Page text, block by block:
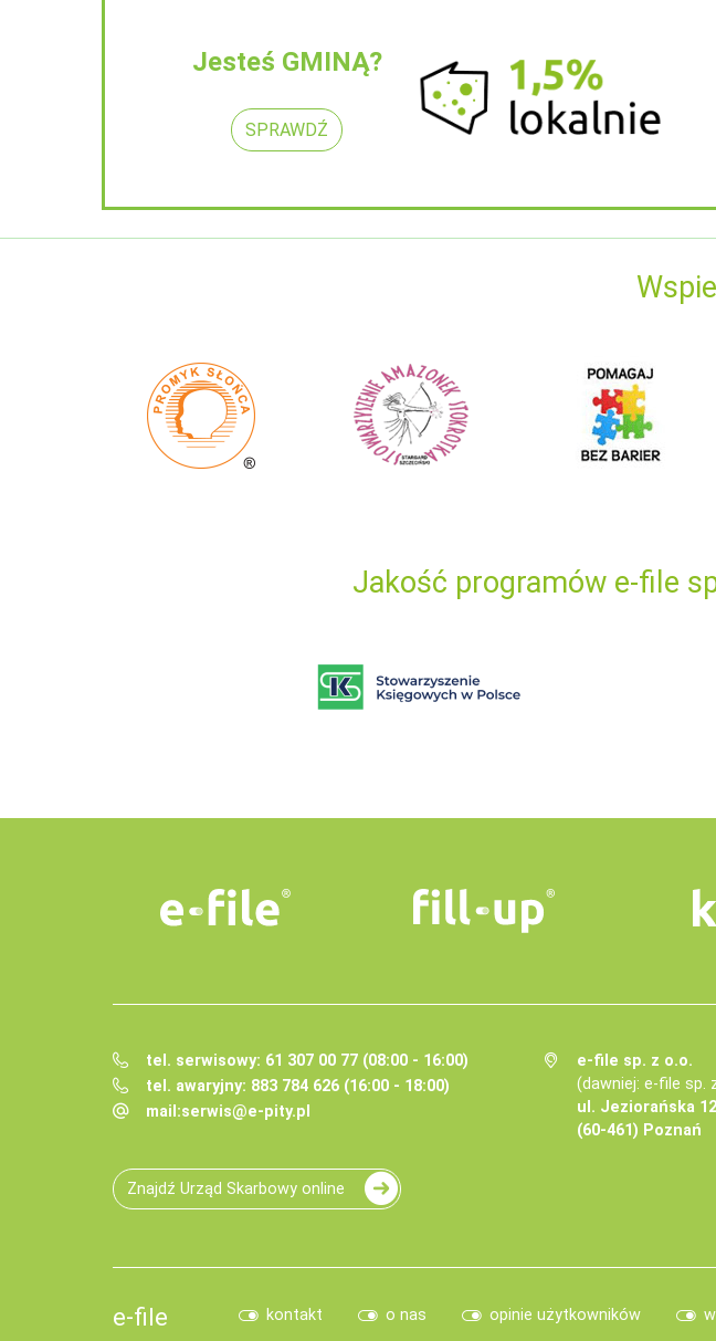
Jesteś GMINĄ?
SPRAWDŹ
Jakość programów e-file
tel. serwisowy: 61 307 00 77 (08:00 - 16:00)
tel. awaryjny: 883 784 626 (16:00 - 18:00)
mail:serwis@e-pity.pl
e-file sp. z o.o.
(dawniej: e-file sp.
ul. Jeziorańska 12
(60-461) Poznań
Znajdź Urząd Skarbowy online
e-file kontakt o nas opinie użytkowników